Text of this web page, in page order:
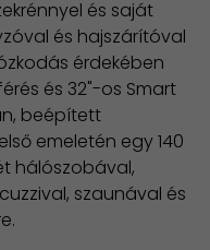
és saját
és hajszárítóval
érdekében
és 32"-os Smart
beépített
emeletén egy 140
hálószobával,
szaunával és